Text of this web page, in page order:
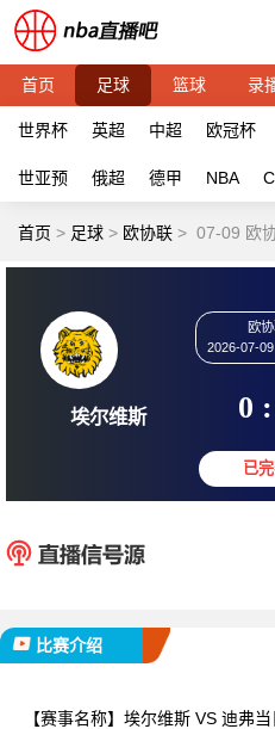
首页 足球 篮球 录
世界杯 英超 中超 欧冠杯
世亚预 俄超 德甲 NBA
首页 > 足球 > 欧协联 > 07-09 欧
埃尔维斯
比赛介绍
【赛事名称】 埃尔维斯 VS 迪弗